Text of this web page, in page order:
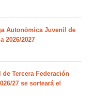
Autonòmica Juvenil de
2026/2027
Tercera Federación
27 se sorteará el